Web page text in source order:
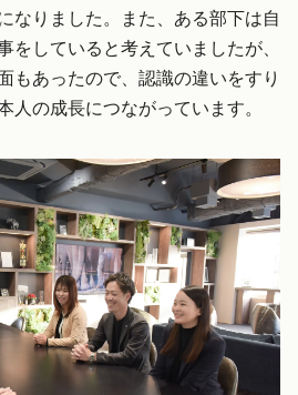
なりました。また、ある部下は自
をしていると考えていましたが、
もあったので、認識の違いをすり
人の成長につながっています。